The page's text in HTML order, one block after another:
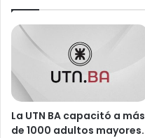
La UTN BA capacitó a más
de 1000 adultos mayores.